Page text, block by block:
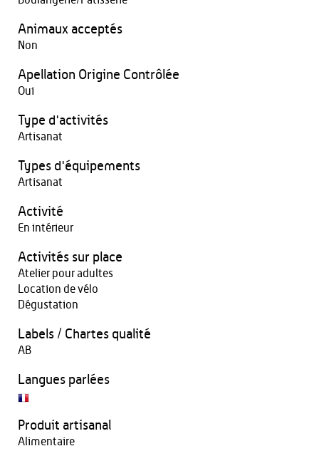
Animaux acceptés
Non
Apellation Origine Contrôlée
Oui
Type d'activités
Artisanat
Types d'équipements
Artisanat
Activité
En intérieur
Activités sur place
Atelier pour adultes
Location de vélo
Dégustation
Labels / Chartes qualité
AB
Langues parlées
Produit artisanal
Alimentaire